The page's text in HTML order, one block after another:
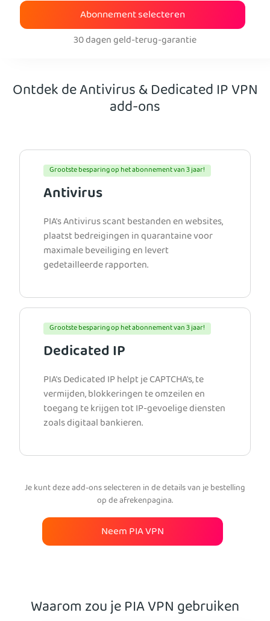
Abonnement selecteren
30 dagen geld-terug-garantie
Ontdek de Antivirus & Dedicated IP VPN
add-ons
Grootste besparing op het abonnement van 3 jaar!
Antivirus
PIA's Antivirus scant bestanden en websites,
plaatst bedreigingen in quarantaine voor
maximale beveiliging en levert
gedetailleerde rapporten.
Grootste besparing op het abonnement van 3 jaar!
Dedicated IP
PIA's Dedicated IP helpt je CAPTCHA's, te
vermijden, blokkeringen te omzeilen en
toegang te krijgen tot IP-gevoelige diensten
zoals digitaal bankieren.
Je kunt deze add-ons selecteren in de details van je bestelling
op de afrekenpagina.
Neem PIA VPN
Waarom zou je PIA VPN gebruiken